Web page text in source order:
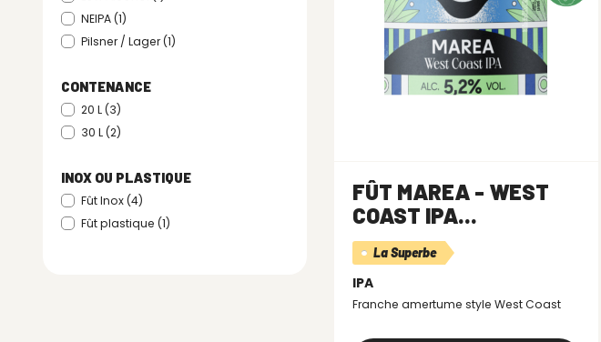
NEIPA(1)
Pilsner / Lager(1)
CONTENANCE
20 L(3)
30 L(2)
INOX OU PLASTIQUE
Fût Inox(4)
Fût plastique (1)
FÛT MAREA - WEST
COAST IPA...
La Superbe
IPA
Franche amertume style West Coast